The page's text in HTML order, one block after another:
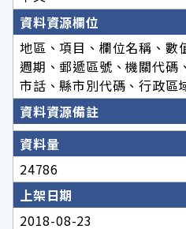
資料資源欄位
地區、項目、欄位名稱、數
週期、郵遞區號、機關代碼
市話、縣市別代碼、行政區
資料資源備註
資料量
24786
上架日期
2018-08-23